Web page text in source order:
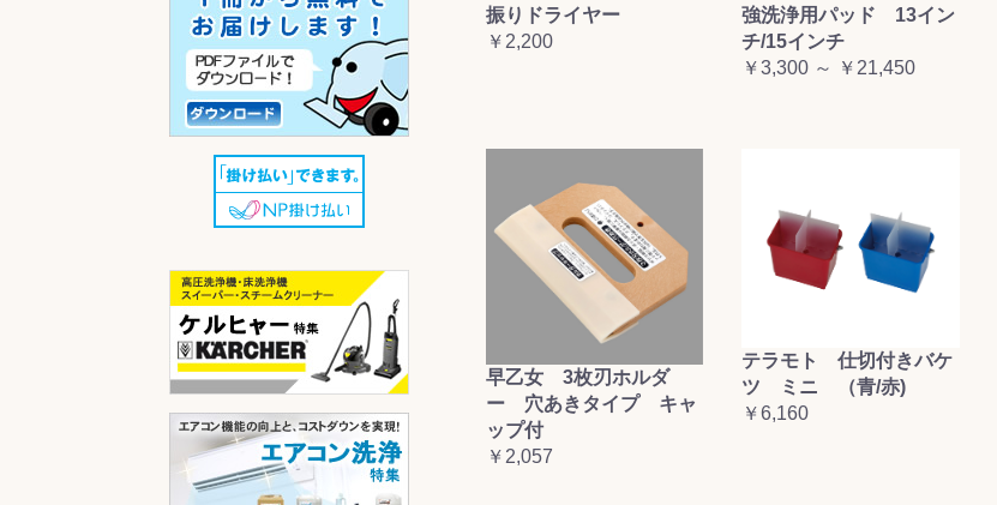
振りドライヤー
￥2,200
強洗浄用パッド 13イン
チ/15インチ
￥3,300 ～ ￥21,450
早乙女 3枚刃ホルダ
ー 穴あきタイプ キャ
ップ付
￥2,057
テラモト 仕切付きバケ
ツ ミニ （青/赤)
￥6,160